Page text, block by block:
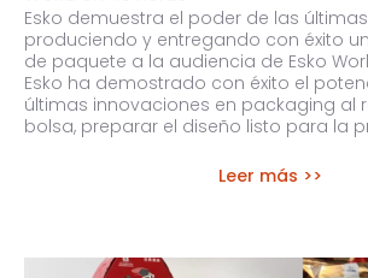
Esko demuestra el poder de las
produciendo y entregando con éxito
de paquete a la audiencia de Esko
Esko ha demostrado con éxito el
últimas innovaciones en packaging al
bolsa, preparar el diseño listo para la
Leer más >>